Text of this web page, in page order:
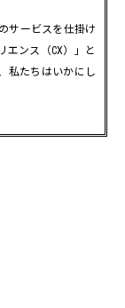
サービスを仕掛け
エンス（CX）」と
私たちはいかにし